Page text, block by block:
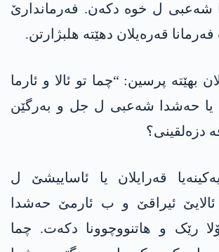
شەعبی ل خوە دکەن. فەرماندارێ
قەرەیلان دهێتە ھلبژارتن.
بهێتە پرسین: “چما تو ئالا و ئارما
یا حەشدا شەعبی ل جل و بەرگێن
دزەلقینی؟
قەرایلان یا ئاساییشێ ل
ئیراقێ و ب ئارمێ حەشدا
رێک و ھاتنووچوونا دکەت. چما